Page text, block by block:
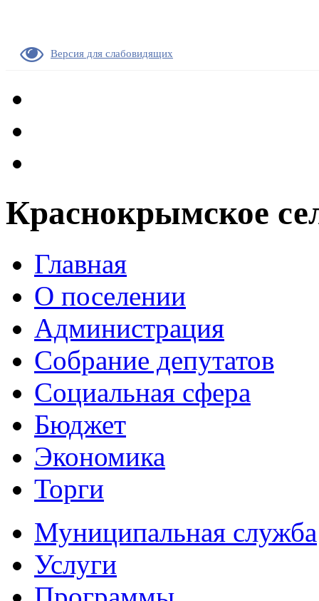
Версия для слабовидящих
Краснокрымское
Главная
О поселении
Администрация
Собрание депутатов
Социальная сфера
Бюджет
Экономика
Торги
Муниципальная служба
Услуги